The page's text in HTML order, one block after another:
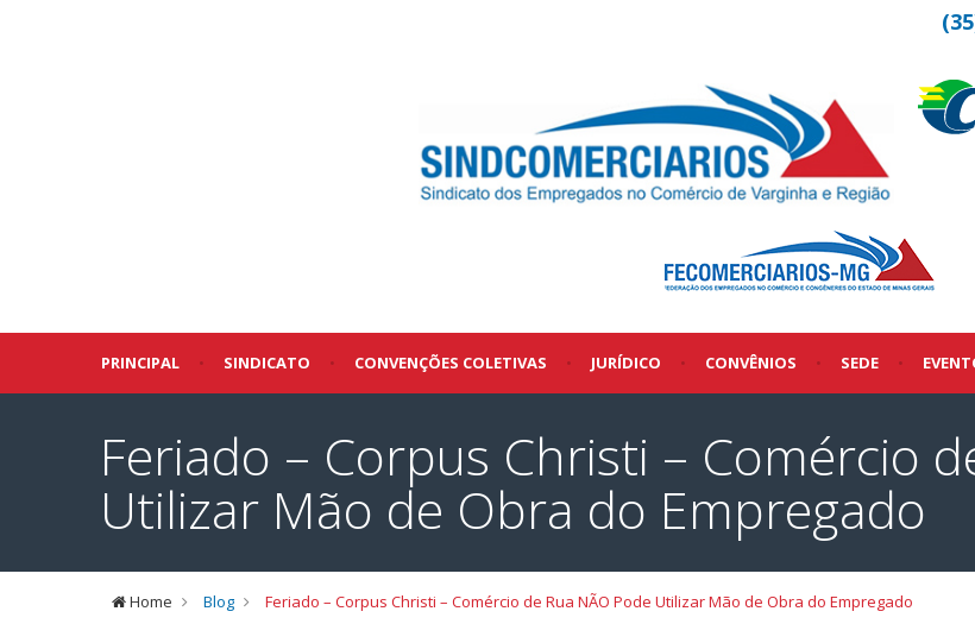
PRINCIPAL • SINDICATO • CONVENÇÕES COLETIVAS • JURÍDICO • CONVÊNIOS • SEDE •
Feriado – Corpus Christi – Comércio
Utilizar Mão de Obra do Empregado
Home Blog Feriado – Corpus Christi – Comércio de Rua NÃO Pode Utilizar Mão de Obra do Empregado